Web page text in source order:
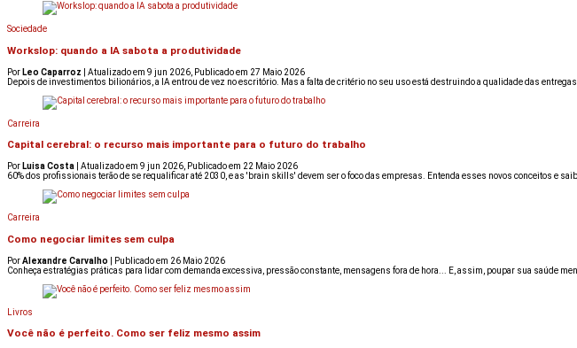
Sociedade
Workslop: quando a IA sabota a produtividade
Por Leo Caparroz
| Atualizado em 9 jun 2026, Publicado em 27 Maio 2026
Depois de investimentos bilionários, a IA entrou de vez no escritório. Mas a falta de critério no seu uso está destruindo a qualidade das
Carreira
Capital cerebral: o recurso mais importante para o futuro do trabalho
Por Luisa Costa
| Atualizado em 9 jun 2026, Publicado em 22 Maio 2026
60% dos profissionais terão de se requalificar até 2030, e as 'brain skills' devem ser o foco das empresas. Entenda esses novos conceitos e
Carreira
Como negociar limites sem culpa
PorAlexandre Carvalho
| Publicado em 26 Maio 2026
Conheça estratégias práticas para lidar com demanda excessiva, pressão constante, mensagens fora de hora... E, assim, poupar sua saúde
Livros
Você não é perfeito. Como ser feliz mesmo assim